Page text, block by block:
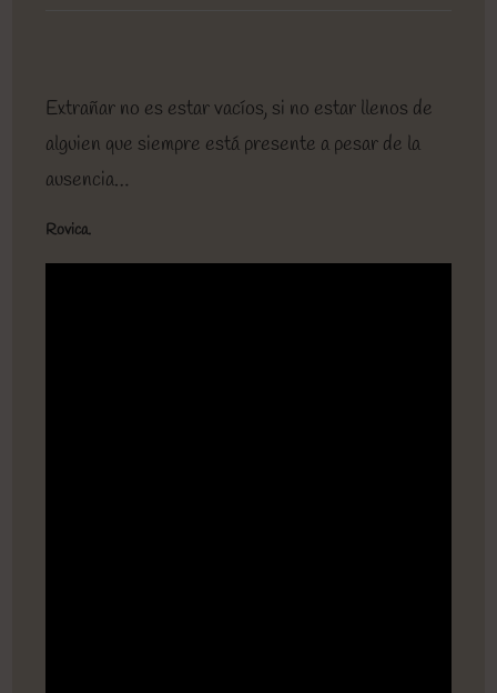
Extrañar no es estar vacíos, si no estar llenos de
alguien que siempre está presente a pesar de la
ausencia…
Rovica.